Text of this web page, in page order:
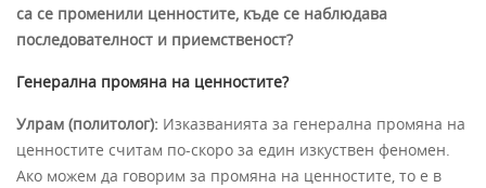
са се променили ценностите, къде се наблюдава
последователност и приемственост?
Генерална промяна на ценностите?
Улрам (политолог): Изказванията за генерална промяна на
ценностите считам по-скоро за един изкуствен феномен.
Ако можем да говорим за промяна на ценностите, то е в